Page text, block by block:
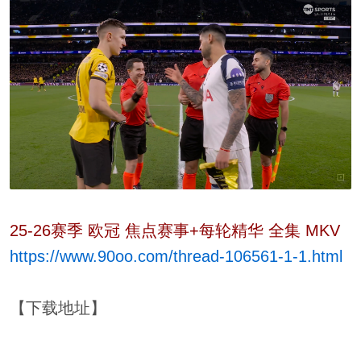
25-26赛季 欧冠 焦点赛事+每轮精华 全集 MKV
https://www.90oo.com/thread-106561-1-1.html
【下载地址】